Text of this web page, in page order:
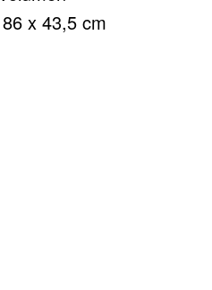
x 43,5 cm